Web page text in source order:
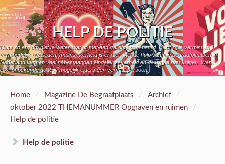
HELP DE POLITIE
Niets zo erg om niet te weten wat er met een geliefde is gebeurd. Hij of zij is vermist en
vermoedelijk overleden, maar zekerheid is er niet. Met de hulp van alle begraafplaatsen in
Nederland kunnen veel nabestaanden eindelijk zekerheid en daarmee rust krijgen. Want
elke onbekende dode is mogelijk elders een vermist persoon.
Home / Magazine De Begraafplaats / Archief /
oktober 2022 THEMANUMMER Opgraven en ruimen /
Help de politie
Help de politie